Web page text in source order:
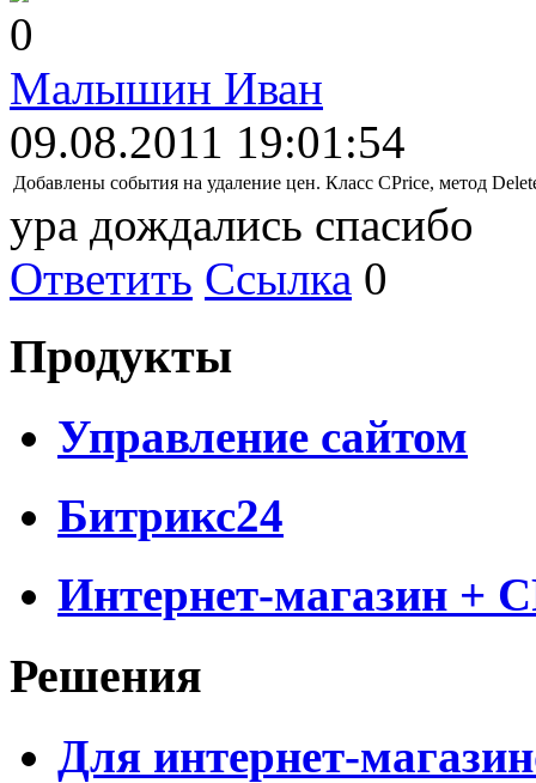
0
Малышин Иван
09.08.2011 19:01:54
Добавлены события на удаление цен. Класс CPrice, метод
ура дождались спасибо
Ответить Ссылка 0
Продукты
Управление сайтом
Битрикс24
Интернет-магазин +
Решения
Для интернет-